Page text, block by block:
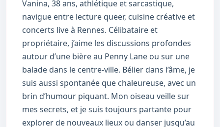
Vanina, 38 ans, athlétique et sarcastique,
navigue entre lecture queer, cuisine créative et
concerts live à Rennes. Célibataire et
propriétaire, j’aime les discussions profondes
autour d’une bière au Penny Lane ou sur une
balade dans le centre-ville. Bélier dans l’âme, je
suis aussi spontanée que chaleureuse, avec un
brin d’humour piquant. Mon oiseau veille sur
mes secrets, et je suis toujours partante pour
explorer de nouveaux lieux ou danser jusqu’au